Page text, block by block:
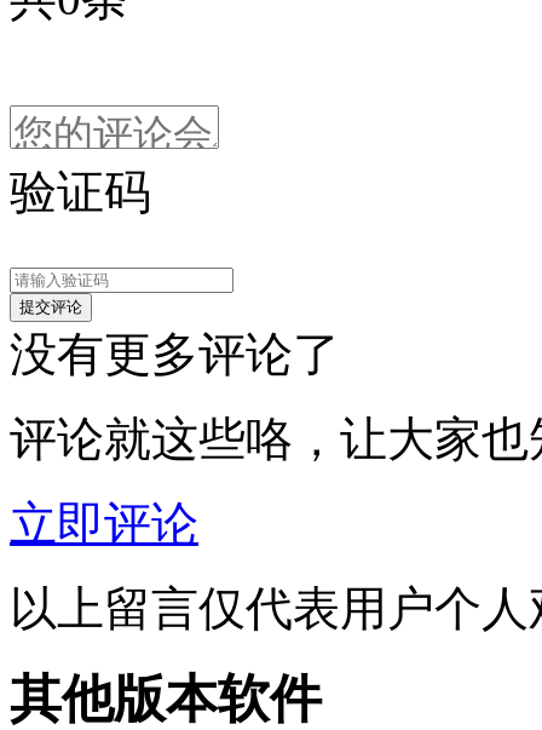
验证码
没有更多评论了
评论就这些咯，让大家
立即评论
以上留言仅代表用户个
其他版本软件